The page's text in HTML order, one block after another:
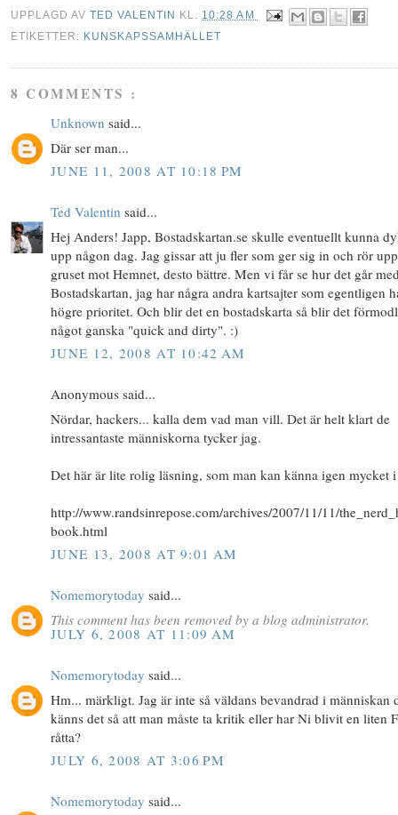
UPPLAGD AVTED VALENTIN KL. 10:28 AM
ETIKETTER: KUNSKAPSSAMHÄLLET
8 COMMENTS :
Unknown said...
Där ser man...
JUNE 11, 2008 AT 10:18 PM
Ted Valentin said...
Hej Anders! Japp, Bostadskartan.se skulle eventuellt kunna
upp någon dag. Jag gissar att ju fler som ger sig in och rör upp
gruset mot Hemnet, desto bättre. Men vi får se hur det går
Bostadskartan, jag har några andra kartsajter som egentligen
högre prioritet. Och blir det en bostadskarta så blir det
något ganska "quick and dirty". :)
JUNE 12, 2008 AT 10:42 AM
Anonymous said...
Nördar, hackers... kalla dem vad man vill. Det är helt klart de
intressantaste människorna tycker jag.
Det här är lite rolig läsning, som man kan känna igen mycket
http://www.randsinrepose.com/archives/2007/11/11/
book.html
JUNE 13, 2008 AT 9:01 AM
Nomemorytoday said...
This comment has been removed by a blog administrator.
JULY 6, 2008 AT 11:09 AM
Nomemorytoday said...
Hm... märkligt. Jag är inte så väldans bevandrad i människan
känns det så att man måste ta kritik eller har Ni blivit en liten
råtta?
JULY 6, 2008 AT 3:06 PM
Nomemorytoday said...